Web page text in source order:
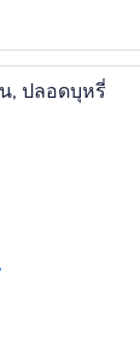
ะรีดผ้า, Wi-Fi ฟรี,
ห้องส
, ปลอดบุหรี่